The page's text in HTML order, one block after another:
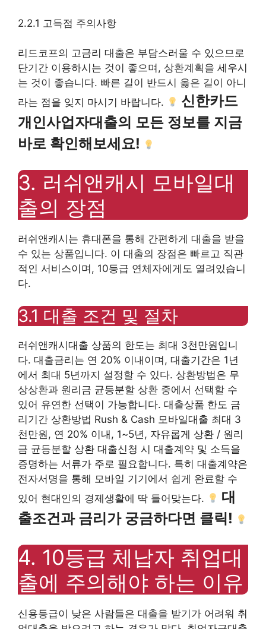
2.2.1 고득점 주의사항
리드코프의 고금리 대출은 부담스러울 수 있으므로
단기간 이용하시는 것이 좋으며, 상환계획을 세우시
는 것이 좋습니다. 빠른 길이 반드시 옳은 길이 아니
라는 점을 잊지 마시기 바랍니다.
신한카드
개인사업자대출의 모든 정보를 지금
바로 확인해보세요!
3. 러쉬앤캐시 모바일대
출의 장점
러쉬앤캐시는 휴대폰을 통해 간편하게 대출을 받을
수 있는 상품입니다. 이 대출의 장점은 빠르고 직관
적인 서비스이며, 10등급 연체자에게도 열려있습니
다.
3.1 대출 조건 및 절차
러쉬앤캐시대출 상품의 한도는 최대 3천만원입니
다. 대출금리는 연 20% 이내이며, 대출기간은 1년
에서 최대 5년까지 설정할 수 있다. 상환방법은 무
상상환과 원리금 균등분할 상환 중에서 선택할 수
있어 유연한 선택이 가능합니다. 대출상품 한도 금
리기간 상환방법 Rush & Cash 모바일대출 최대 3
천만원, 연 20% 이내, 1~5년, 자유롭게 상환 / 원리
금 균등분할 상환 대출신청 시 대출계약 및 소득을
증명하는 서류가 주로 필요합니다. 특히 대출계약은
전자서명을 통해 모바일 기기에서 쉽게 완료할 수
있어 현대인의 경제생활에 딱 들어맞는다.
대
출조건과 금리가 궁금하다면 클릭!
4. 10등급 체납자 취업대
출에 주의해야 하는 이유
신용등급이 낮은 사람들은 대출을 받기가 어려워 취